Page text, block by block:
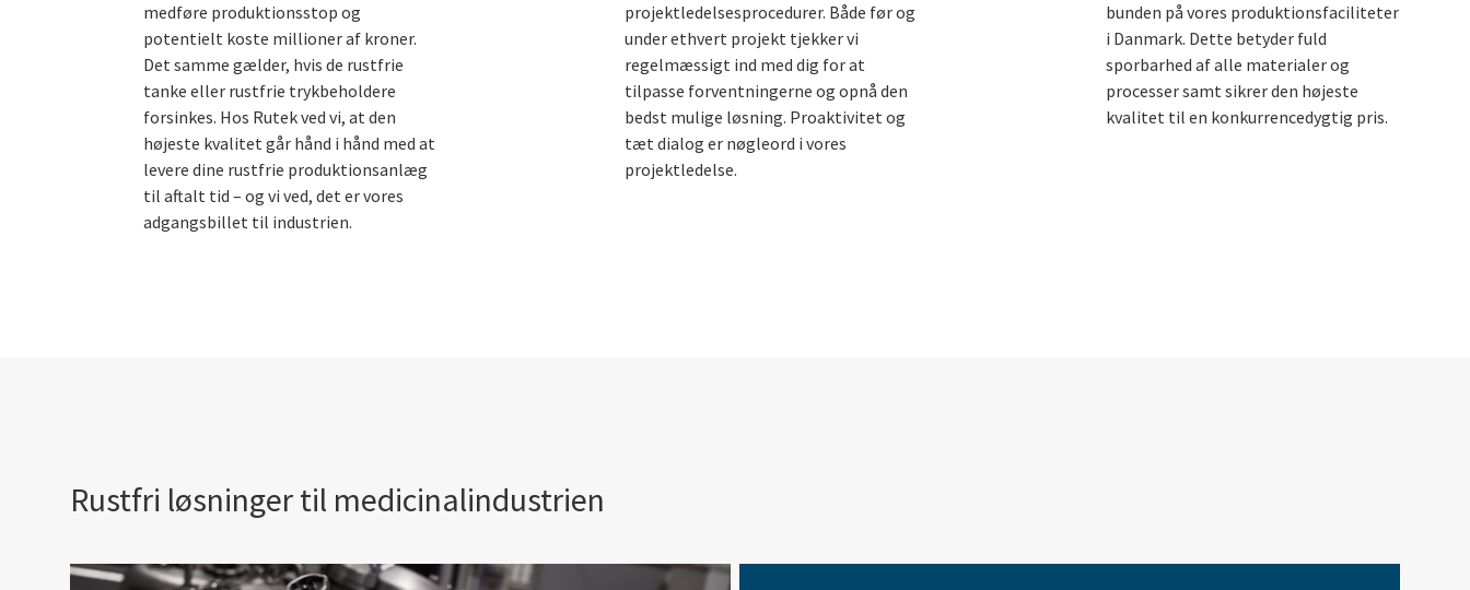
medføre produktionsstop og
potentielt koste millioner af kroner.
Det samme gælder, hvis de rustfrie
tanke eller rustfrie trykbeholdere
forsinkes. Hos Rutek ved vi, at den
højeste kvalitet går hånd i hånd med at
levere dine rustfrie produktionsanlæg
til aftalt tid – og vi ved, det er vores
adgangsbillet til industrien.
projektledelsesprocedurer. Både før og
under ethvert projekt tjekker vi
regelmæssigt ind med dig for at
tilpasse forventningerne og opnå den
bedst mulige løsning. Proaktivitet og
tæt dialog er nøgleord i vores
projektledelse.
bunden på vores produktionsfaciliteter
i Danmark. Dette betyder fuld
sporbarhed af alle materialer og
processer samt sikrer den højeste
kvalitet til en konkurrencedygtig pris.
Rustfri løsninger til medicinalindustrien